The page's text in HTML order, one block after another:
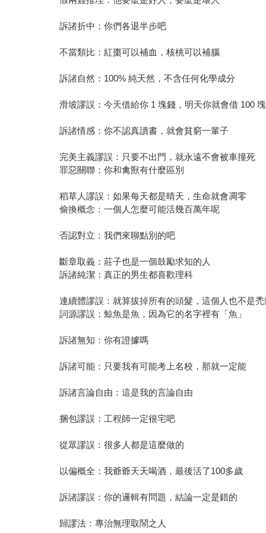
訴諸折中：你們各退半步吧
不當類比：紅棗可以補血，核桃可以補腦
訴諸自然：100% 純天然，不含任何化學成分
滑坡謬誤：今天借給你 1 塊錢，明天你就會借 100
訴諸情感：你不認真讀書，就會貧窮一輩子
完美主義謬誤：只要不出門，就永遠不會被車撞死
罪惡關聯：你和禽獸有什麼區別
稻草人謬誤：如果每天都是晴天，生命就會凋零
偷換概念：一個人怎麼可能活幾百萬年呢
否認對立：我們來聊點別的吧
斷章取義：莊子也是一個鼓勵求知的人
訴諸純潔：真正的男生都喜歡理科
連續體謬誤：就算拔掉所有的頭髮，這個人也不是禿
詞源謬誤：鯨魚是魚，因為它的名字裡有「魚」
訴諸無知：你有證據嗎
訴諸可能：只要我有可能考上名校，那就一定能
訴諸言論自由：這是我的言論自由
捆包謬誤：工程師一定很宅吧
從眾謬誤：很多人都是這麼做的
以偏概全：我爺爺天天喝酒，最後活了100多歲
訴諸謬誤：你的邏輯有問題，結論一定是錯的
歸謬法：專治無理取鬧之人